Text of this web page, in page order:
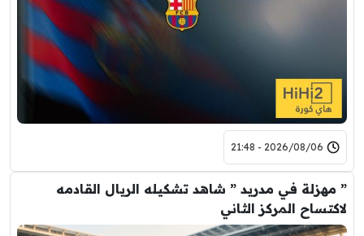
2026/08/06 - 21:48
” مهزلة في مدريد ” شاهد تشكيله الريال القادمه
لاكتساح المركز الثاني